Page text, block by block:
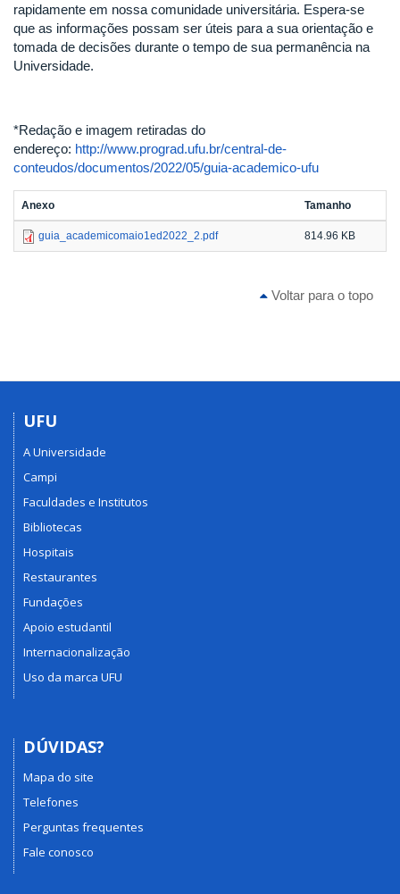
rapidamente em nossa comunidade universitária. Espera-se
que as informações possam ser úteis para a sua orientação e
tomada de decisões durante o tempo de sua permanência na
Universidade.
*Redação e imagem retiradas do
endereço: http://www.prograd.ufu.br/central-de-
conteudos/documentos/2022/05/guia-academico-ufu
Anexo Tamanho
guia_academicomaio1ed2022_2.pdf 814.96 KB
Voltar para o topo
UFU
A Universidade
Campi
Faculdades e Institutos
Bibliotecas
Hospitais
Restaurantes
Fundações
Apoio estudantil
Internacionalização
Uso da marca UFU
DÚVIDAS?
Mapa do site
Telefones
Perguntas frequentes
Fale conosco